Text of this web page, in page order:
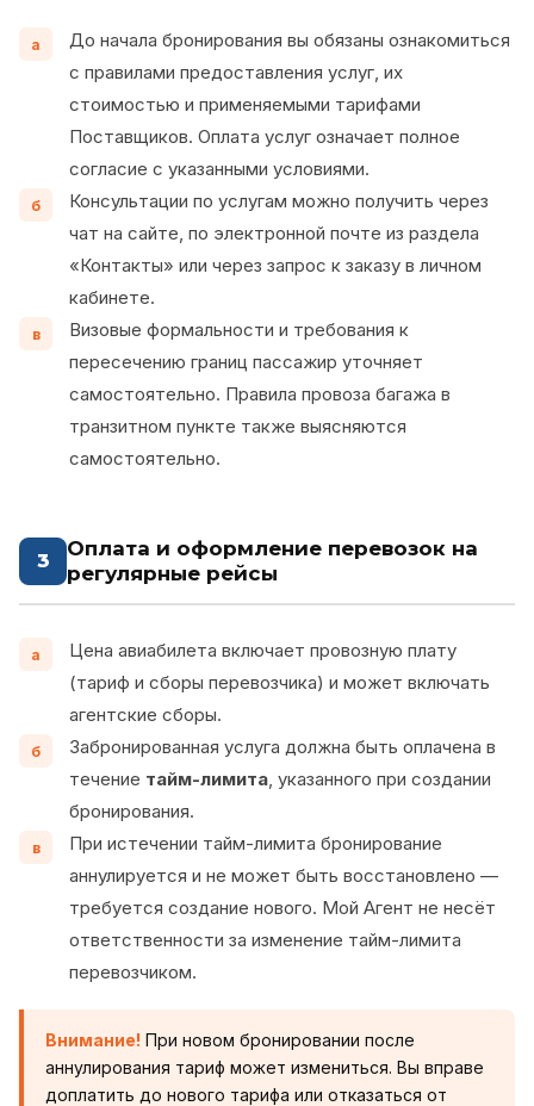
а
До начала бронирования вы обязаны ознакомиться
с правилами предоставления услуг, их
стоимостью и применяемыми тарифами
Поставщиков. Оплата услуг означает полное
согласие с указанными условиями.
б
Консультации по услугам можно получить через
чат на сайте, по электронной почте из раздела
«Контакты» или через запрос к заказу в личном
кабинете.
в
Визовые формальности и требования к
пересечению границ пассажир уточняет
самостоятельно. Правила провоза багажа в
транзитном пункте также выясняются
самостоятельно.
3
Оплата и оформление перевозок на
регулярные рейсы
а
Цена авиабилета включает провозную плату
(тариф и сборы перевозчика) и может включать
агентские сборы.
б
Забронированная услуга должна быть оплачена в
течение тайм-лимита, указанного при создании
бронирования.
в
При истечении тайм-лимита бронирование
аннулируется и не может быть восстановлено —
требуется создание нового. Мой Агент не несёт
ответственности за изменение тайм-лимита
перевозчиком.
Внимание! При новом бронировании после
аннулирования тариф может измениться. Вы вправе
доплатить до нового тарифа или отказаться от